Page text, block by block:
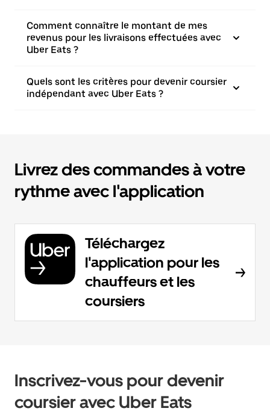
Comment connaître le montant de mes
revenus pour les livraisons effectuées avec
Uber Eats ?
Quels sont les critères pour devenir coursier
indépendant avec Uber Eats ?
Livrez des commandes à votre
rythme avec l'application
Téléchargez
l'application pour les
chauffeurs et les
coursiers
Inscrivez-vous pour devenir
coursier avec Uber Eats